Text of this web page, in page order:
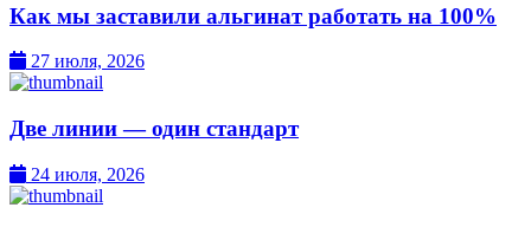
Как мы заставили альгинат работать на 100%
27 июля, 2026
Две линии — один стандарт
24 июля, 2026